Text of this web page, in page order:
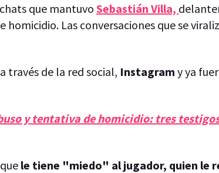
que mantuvo Sebastián Villa,
Las conversaciones que se
través de la red social, Instagram y ya
y tentativa de homicidio: tres
le tiene "miedo" al jugador, quien le